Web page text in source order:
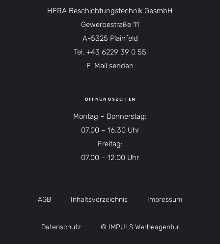
HERA Beschichtungstechnik GesmbH
Gewerbestraße 11
A-5325 Plainfeld
Tel. +43 6229 39 0 55
E-Mail senden
ÖFFNUNGSZEITEN
Montag – Donnerstag:
07.00 – 16.30 Uhr
Freitag:
07.00 – 12.00 Uhr
AGB Inhaltsverzeichnis Impressum
Datenschutz © IMPULS Werbeagentur